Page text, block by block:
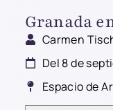
Granada
Carmen
Del 8 de
Espacio de